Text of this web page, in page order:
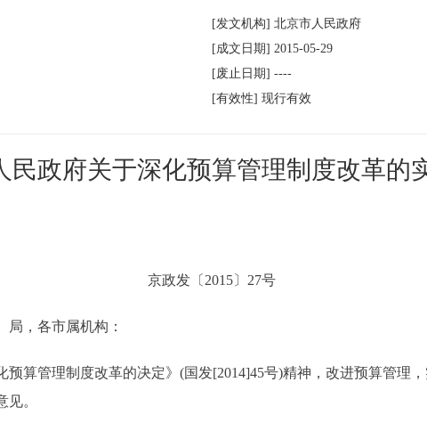
[发文机构] 北京市人民政府
[成文日期] 2015-05-29
[废止日期] ----
[有效性] 现行有效
民政府关于深化预算管理制度改革的
京政发〔2015〕27号
，各市属机构：
管理制度改革的决定》(国发[2014]45号)精神，改进预算管理，
。